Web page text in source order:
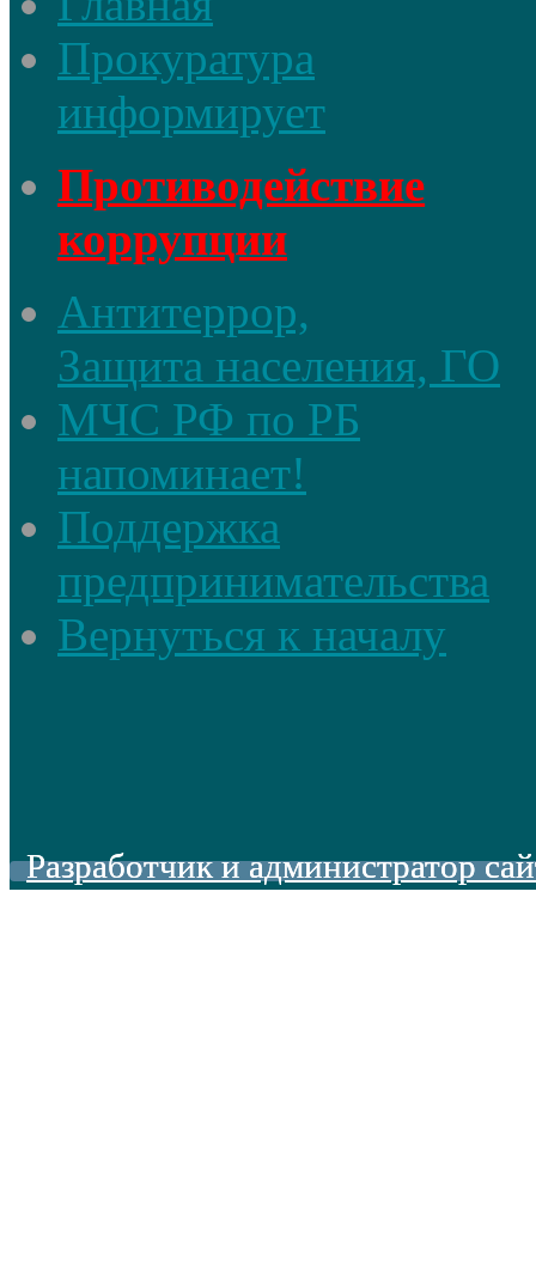
Прокуратура
информирует
Противодействие
коррупции
Антитеррор,
Защита населения, ГО
МЧС РФ по РБ
напоминает!
Поддержка
предпринимательства
Вернуться к началу
Разработчик и администратор